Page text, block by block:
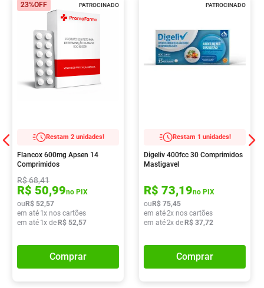
PATROCINADO
23%OFF
Restam 2 unidades!
Flancox 600mg Apsen 14
Comprimidos
R$68,41
R$ 50,99no PIX
ou R$ 52,57
em até 1x nos cartões
em até 1x de R$ 52,57
Comprar
PATROCINADO
Restam 1 unidades!
Digeliv 400fcc 30 Comprimidos
Mastigavel
R$ 73,19no PIX
ou R$ 75,45
em até2x nos cartões
em até2x de R$ 37,72
Comprar